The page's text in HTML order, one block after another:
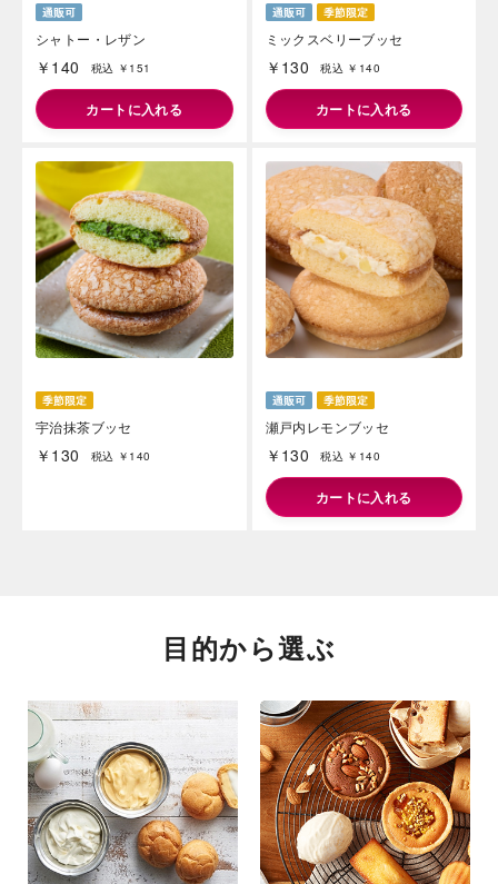
シャトー・レザン
￥140 税込 ￥151
カートに入れる
ミックスベリーブッセ
￥130 税込 ￥140
カートに入れる
宇治抹茶ブッセ
￥130 税込 ￥140
瀬戸内レモンブッセ
￥130 税込 ￥140
カートに入れる
目的から選ぶ